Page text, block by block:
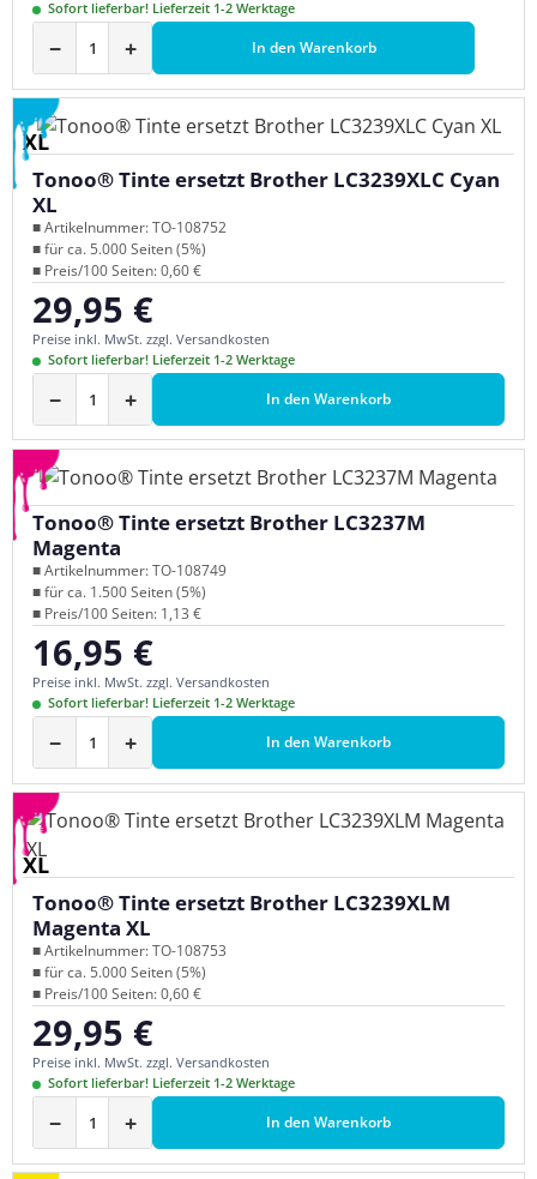
Sofort lieferbar! Lieferzeit 1-2 Werktage
− + In den Warenkorb
XL
Tonoo® Tinte ersetzt Brother LC3239XLC Cyan
XL
■ Artikelnummer: TO-108752
■ für ca. 5.000 Seiten (5%)
■ Preis/100 Seiten: 0,60 €
Regulärer Preis:
29,95 €
Preise inkl. MwSt. zzgl. Versandkosten
Sofort lieferbar! Lieferzeit 1-2 Werktage
− + In den Warenkorb
Tonoo® Tinte ersetzt Brother LC3237M
Magenta
■ Artikelnummer: TO-108749
■ für ca. 1.500 Seiten (5%)
■ Preis/100 Seiten: 1,13 €
Regulärer Preis:
16,95 €
Preise inkl. MwSt. zzgl. Versandkosten
Sofort lieferbar! Lieferzeit 1-2 Werktage
− + In den Warenkorb
XL
Tonoo® Tinte ersetzt Brother LC3239XLM
Magenta XL
■ Artikelnummer: TO-108753
■ für ca. 5.000 Seiten (5%)
■ Preis/100 Seiten: 0,60 €
Regulärer Preis:
29,95 €
Preise inkl. MwSt. zzgl. Versandkosten
Sofort lieferbar! Lieferzeit 1-2 Werktage
− + In den Warenkorb